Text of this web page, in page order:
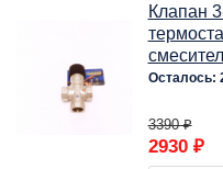
Клапан
Осталось:
3390 ₽
2930 ₽